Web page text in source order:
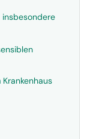
insbesondere